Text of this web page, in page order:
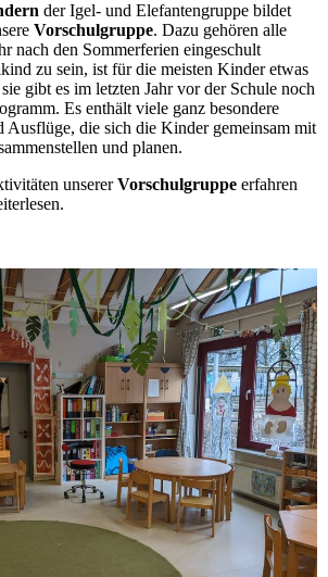
der Igel- und Elefantengruppe bildet
Vorschulgruppe. Dazu gehören alle
nach den Sommerferien eingeschult
zu sein, ist für die meisten Kinder etwas
gibt es im letzten Jahr vor der Schule noch
Es enthält viele ganz besondere
Ausflüge, die sich die Kinder gemeinsam mit
und planen.
unsererVorschulgruppe erfahren